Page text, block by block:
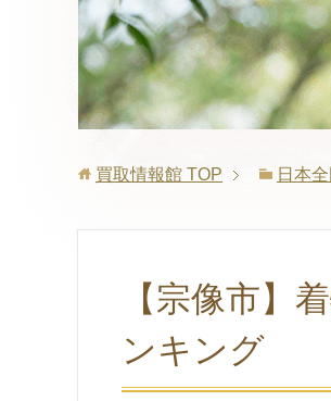
買取情報館 TOP 日本
【宗像市】
ンキング